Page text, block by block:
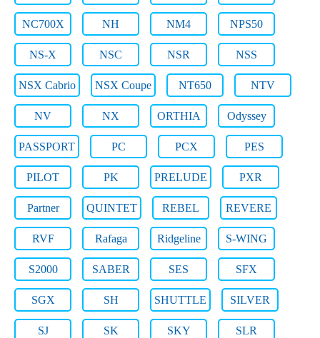
NC700X NH NM4 NPS50
NS-X NSC NSR NSS
NSX Cabrio NSX Coupe NT650 NTV
NV NX ORTHIA Odyssey
PASSPORT PC PCX PES
PILOT PK PRELUDE PXR
Partner QUINTET REBEL REVERE
RVF Rafaga Ridgeline S-WING
S2000 SABER SES SFX
SGX SH SHUTTLE SILVER
SJ SK SKY SLR